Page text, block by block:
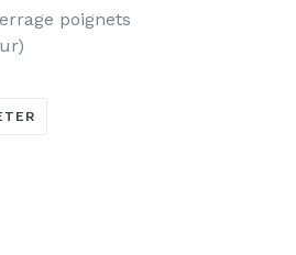
poignets